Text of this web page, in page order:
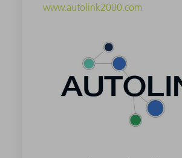
www.autolink2000.com